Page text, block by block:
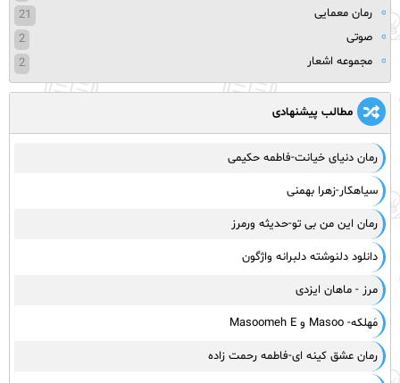
رمان معمایی
21
صوتی
2
مجموعه اشعار
2
مطالب پیشنهادی
رمان دنیای خیانت-فاطمه حکیمی
سیاهکار-زهرا بهمنی
رمان این من بی تو-حدیثه ورمرز
دانلود دلنوشته دلبرانه واژگون
مرز - ماهان ایزدی
مَهلکه- Masoo و Masoomeh E
رمان عشق کینه ای-فاطمه رحمت زاده